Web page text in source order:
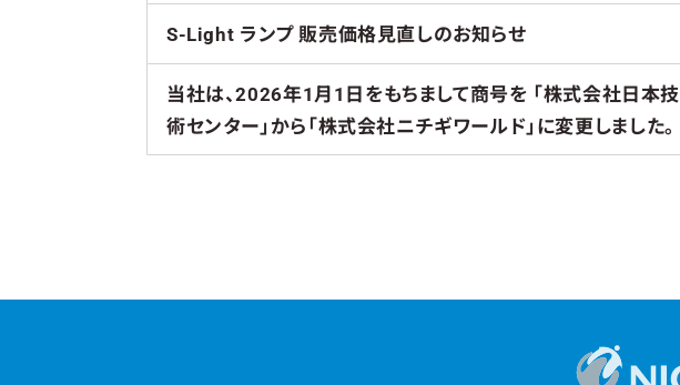
S-Light ランプ 販売価格見直しのお知らせ
当社は、2026年1月1日をもちまして商号を 「株式会社日本技
術センター」から「株式会社ニチギワールド」に変更しました。